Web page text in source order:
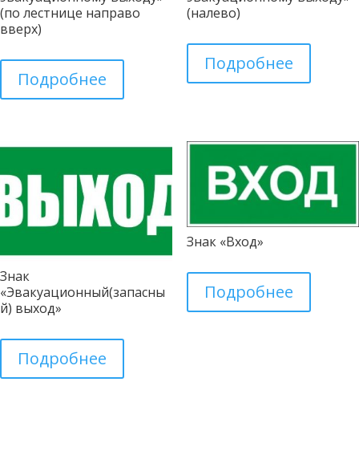
(по лестнице направо
вверх)
Подробнее
(налево)
Подробнее
Знак
«Эвакуационный(запасны
й) выход»
Подробнее
Знак «Вход»
Подробнее